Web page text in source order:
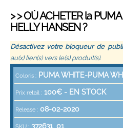
Sébastien
Abdelhamid
> > OÙ ACHETER la PUMA
HELLY HANSEN ?
Désactivez votre bloqueur de
au(x) lien(s) vers le(s) produit(s).
Coloris : PUMA WHITE-PUMA
Prix retail : 100€ - EN STOCK
Release : 08-02-2020
SKU : 372631_01